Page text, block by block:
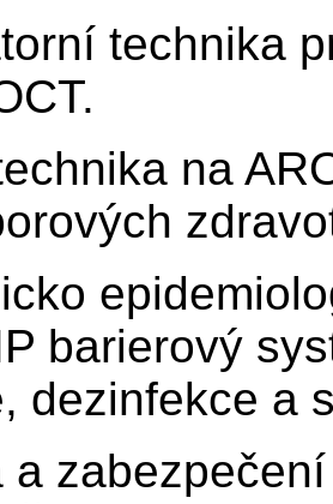
technika
na
barierový
dezinfekce a
a